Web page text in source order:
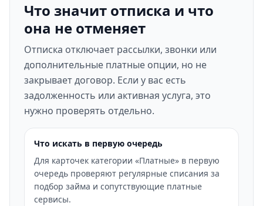
Что значит отписка и что
она не отменяет
Отписка отключает рассылки, звонки или
дополнительные платные опции, но не
закрывает договор. Если у вас есть
задолженность или активная услуга, это
нужно проверять отдельно.
Что искать в первую очередь
Для карточек категории «Платные» в первую
очередь проверяют регулярные списания за
подбор займа и сопутствующие платные
сервисы.